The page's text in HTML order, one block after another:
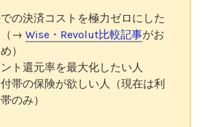
の決済コストを極力ゼロにした
（→ Wise・Revolut比較記事がお
）
ト還元率を最大化したい人
帯の保険が欲しい人（現在は利
のみ）